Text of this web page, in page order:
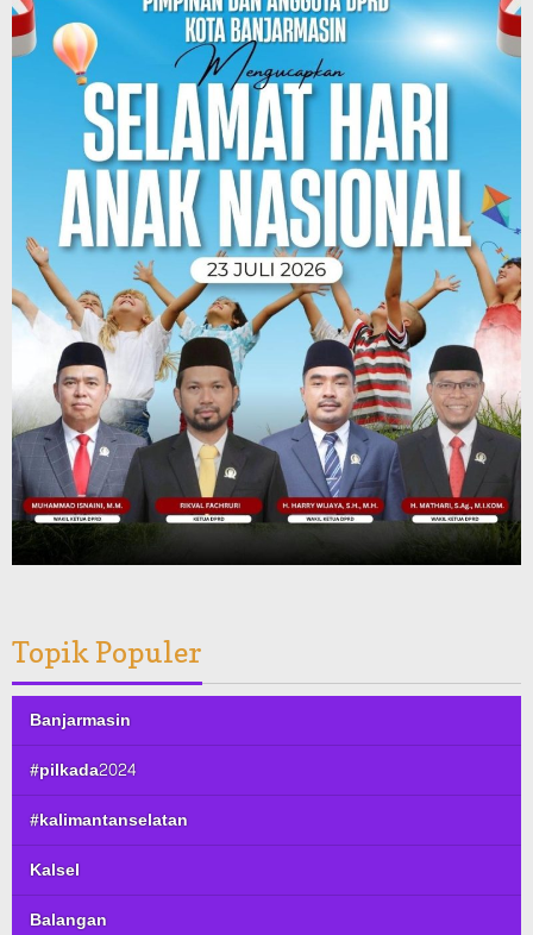
Topik Populer
Banjarmasin
#pilkada2024
#kalimantanselatan
Kalsel
Balangan